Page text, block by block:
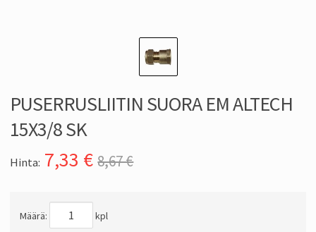
PUSERRUSLIITIN SUORA EM ALTECH
15X3/8 SK
Hinta: 7,33 € 8,67 €
Määrä: kpl